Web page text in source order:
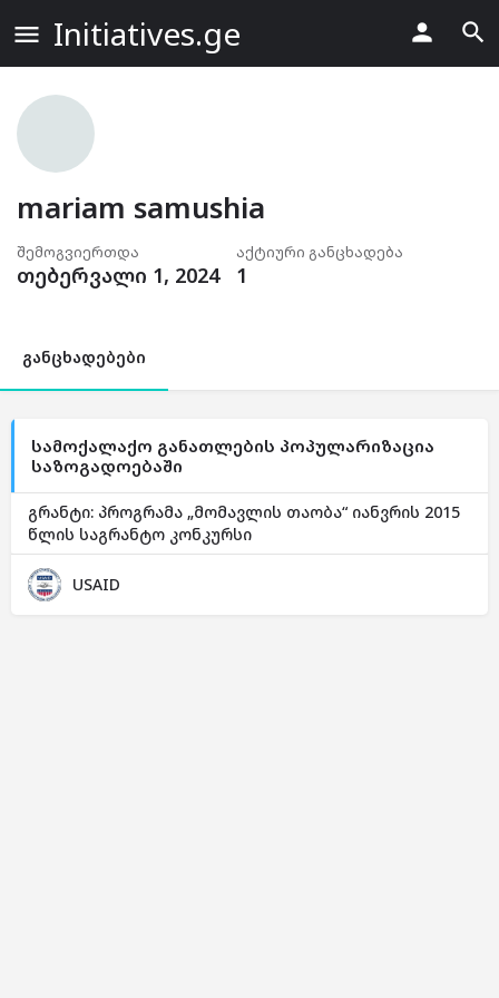
Initiatives.ge
mariam samushia
შემოგვიერთდა
თებერვალი 1, 2024
აქტიური განცხადება
1
განცხადებები
სამოქალაქო განათლების პოპულარიზაცია
საზოგადოებაში
გრანტი: პროგრამა „მომავლის თაობა“ იანვრის 2015
წლის საგრანტო კონკურსი
USAID